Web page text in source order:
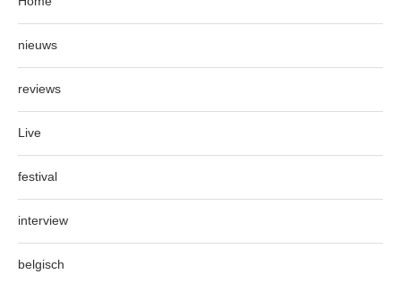
nieuws
reviews
Live
festival
interview
belgisch